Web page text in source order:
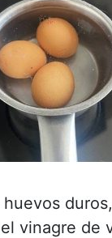
vinagre de